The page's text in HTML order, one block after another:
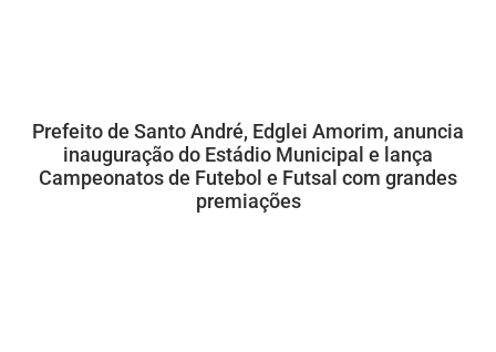
Prefeito de Santo André, Edglei Amorim, anuncia
inauguração do Estádio Municipal e lança
Campeonatos de Futebol e Futsal com grandes
premiações